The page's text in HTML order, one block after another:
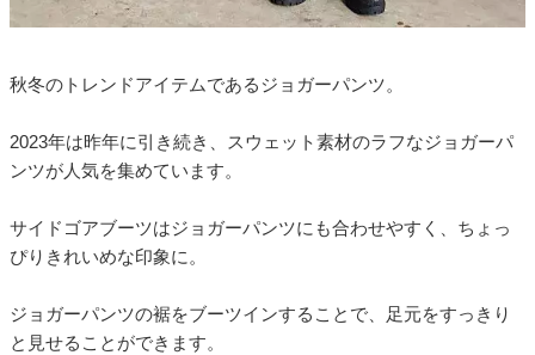
秋冬のトレンドアイテムであるジョガーパンツ。
2023年は昨年に引き続き、スウェット素材のラフなジョガーパ
ンツが人気を集めています。
サイドゴアブーツはジョガーパンツにも合わせやすく、ちょっ
ぴりきれいめな印象に。
ジョガーパンツの裾をブーツインすることで、足元をすっきり
と見せることができます。